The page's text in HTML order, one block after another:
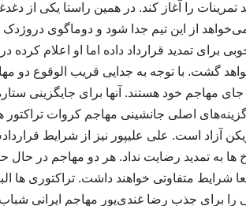
تمرینات را آغاز کند. در همین راستا یکی
از این تیم جدا شود و دوماگوی
برای تمدید قرارداد داده اما او اعلام
خواهد گشت. با توجه به جدایی قریب الوقوع دو
جای مهاجم خود هستند. آنها برای جایگزینی
اصلی جانشینی مهاجم کروات تراکتور
آزاد است. علی علیپور نیز از شرایط
به تمدید رضایت نداد. هر دو مهاجم در حال
شرایط متفاوتی خواهند داشت. تراکتوری ها
را برای جذب رضا غندی‌پور مهاجم ایرانی شباب